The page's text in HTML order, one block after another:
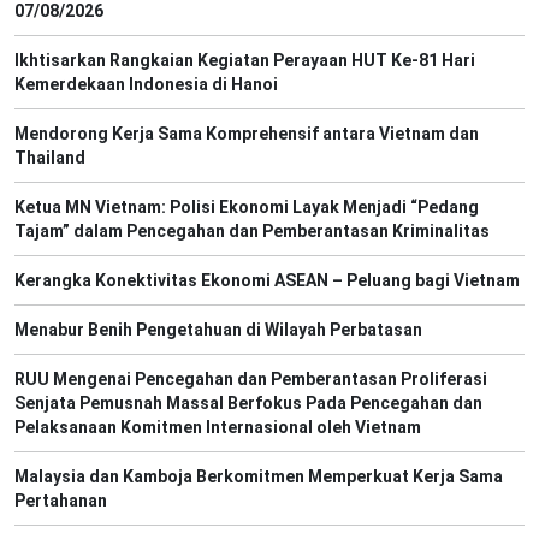
07/08/2026
Ikhtisarkan Rangkaian Kegiatan Perayaan HUT Ke-81 Hari
Kemerdekaan Indonesia di Hanoi
Mendorong Kerja Sama Komprehensif antara Vietnam dan
Thailand
Ketua MN Vietnam: Polisi Ekonomi Layak Menjadi “Pedang
Tajam” dalam Pencegahan dan Pemberantasan Kriminalitas
Kerangka Konektivitas Ekonomi ASEAN – Peluang bagi Vietnam
Menabur Benih Pengetahuan di Wilayah Perbatasan
RUU Mengenai Pencegahan dan Pemberantasan Proliferasi
Senjata Pemusnah Massal Berfokus Pada Pencegahan dan
Pelaksanaan Komitmen Internasional oleh Vietnam
Malaysia dan Kamboja Berkomitmen Memperkuat Kerja Sama
Pertahanan